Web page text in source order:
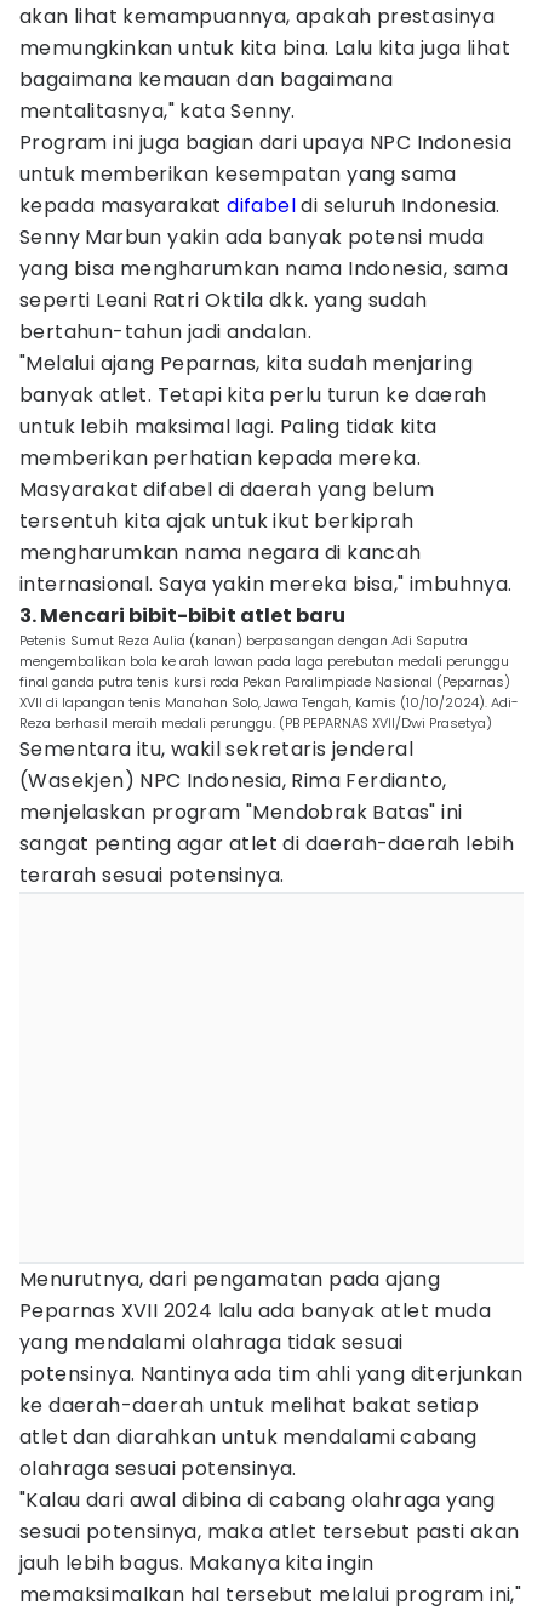
akan lihat kemampuannya, apakah prestasinya
memungkinkan untuk kita bina. Lalu kita juga lihat
bagaimana kemauan dan bagaimana
mentalitasnya," kata Senny.
Program ini juga bagian dari upaya NPC Indonesia
untuk memberikan kesempatan yang sama
kepada masyarakatdifabeldi seluruh Indonesia.
Senny Marbun yakin ada banyak potensi muda
yang bisa mengharumkan nama Indonesia, sama
seperti Leani Ratri Oktila dkk. yang sudah
bertahun-tahun jadi andalan.
"Melalui ajang Peparnas, kita sudah menjaring
banyak atlet. Tetapi kita perlu turun ke daerah
untuk lebih maksimal lagi. Paling tidak kita
memberikan perhatian kepada mereka.
Masyarakat difabel di daerah yang belum
tersentuh kita ajak untuk ikut berkiprah
mengharumkan nama negara di kancah
internasional. Saya yakin mereka bisa," imbuhnya.
3. Mencari bibit-bibit atlet baru
Petenis Sumut Reza Aulia (kanan) berpasangan dengan Adi Saputra
mengembalikan bola ke arah lawan pada laga perebutan medali perunggu
final ganda putra tenis kursi roda Pekan Paralimpiade Nasional (Peparnas)
XVII di lapangan tenis Manahan Solo, Jawa Tengah, Kamis (10/10/2024). Adi-
Reza berhasil meraih medali perunggu. (PB PEPARNAS XVII/Dwi Prasetya)
Sementara itu, wakil sekretaris jenderal
(Wasekjen) NPC Indonesia, Rima Ferdianto,
menjelaskan program "Mendobrak Batas" ini
sangat penting agar atlet di daerah-daerah lebih
terarah sesuai potensinya.
Menurutnya, dari pengamatan pada ajang
Peparnas XVII 2024 lalu ada banyak atlet muda
yang mendalami olahraga tidak sesuai
potensinya. Nantinya ada tim ahli yang diterjunkan
ke daerah-daerah untuk melihat bakat setiap
atlet dan diarahkan untuk mendalami cabang
olahraga sesuai potensinya.
"Kalau dari awal dibina di cabang olahraga yang
sesuai potensinya, maka atlet tersebut pasti akan
jauh lebih bagus. Makanya kita ingin
memaksimalkan hal tersebut melalui program ini,"